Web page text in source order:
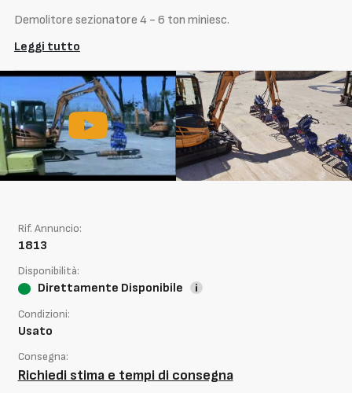
Demolitore sezionatore 4 - 6 ton miniesc.
Leggi tutto
Rif. Annuncio:
1813
Disponibilità:
Direttamente Disponibile
Condizioni:
Usato
Consegna:
Richiedi stima e tempi di consegna